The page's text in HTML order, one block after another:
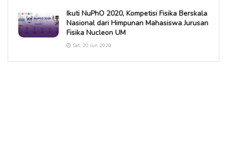
Ikuti NuPhO 2020, Kompetisi Fisika Berskala
Nasional dari Himpunan Mahasiswa Jurusan
Fisika Nucleon UM
Sat, 20 Jun 2020